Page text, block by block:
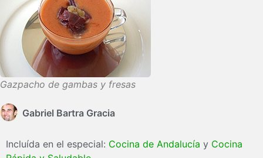
Gazpacho de gambas y fresas
Gabriel Bartra Gracia
Incluída en el especial: Cocina de Andalucía y Cocina